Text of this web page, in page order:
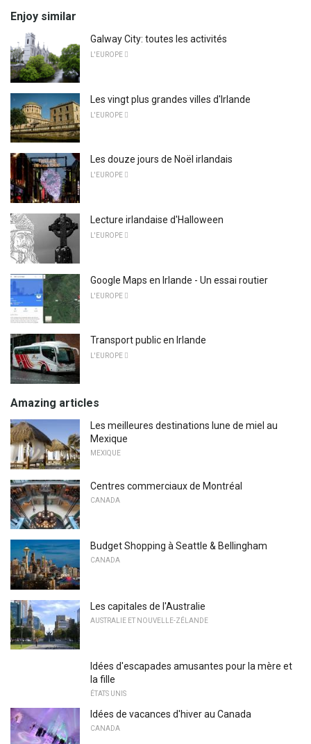
Enjoy similar
Galway City: toutes les activités
L'EUROPE 
Les vingt plus grandes villes d'Irlande
L'EUROPE 
Les douze jours de Noël irlandais
L'EUROPE 
Lecture irlandaise d'Halloween
L'EUROPE 
Google Maps en Irlande - Un essai routier
L'EUROPE 
Transport public en Irlande
L'EUROPE 
Amazing articles
Les meilleures destinations lune de miel au
Mexique
MEXIQUE
Centres commerciaux de Montréal
CANADA
Budget Shopping à Seattle & Bellingham
CANADA
Les capitales de l'Australie
AUSTRALIE ET NOUVELLE-ZÉLANDE
Idées d'escapades amusantes pour la mère et
la fille
ÉTATS UNIS
Idées de vacances d'hiver au Canada
CANADA